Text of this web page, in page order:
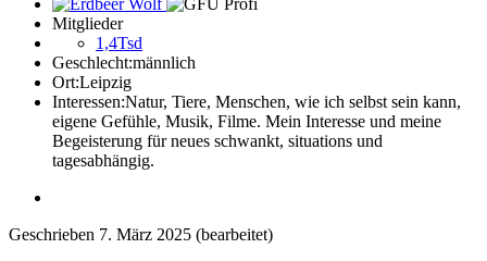
Mitglieder
1,4Tsd
Geschlecht:männlich
Ort:Leipzig
Interessen:Natur, Tiere, Menschen, wie ich selbst sein kann,
eigene Gefühle, Musik, Filme. Mein Interesse und meine
Begeisterung für neues schwankt, situations und
tagesabhängig.
Geschrieben 7. März 2025 (bearbeitet)